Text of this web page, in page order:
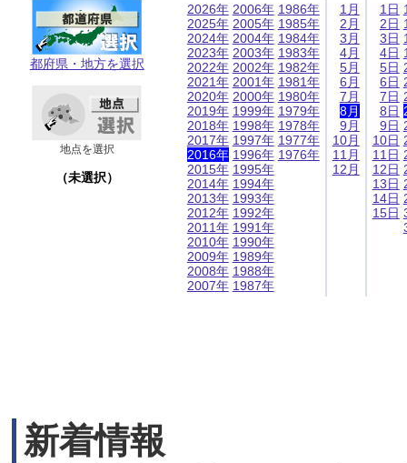
都府県・地方を選択
地点を選択
（未選択）
2026年
2025年
2024年
2023年
2022年
2021年
2020年
2019年
2018年
2017年
2016年
2015年
2014年
2013年
2012年
2011年
2010年
2009年
2008年
2007年
2006年
2005年
2004年
2003年
2002年
2001年
2000年
1999年
1998年
1997年
1996年
1995年
1994年
1993年
1992年
1991年
1990年
1989年
1988年
1987年
1986年
1985年
1984年
1983年
1982年
1981年
1980年
1979年
1978年
1977年
1976年
1月
2月
3月
4月
5月
6月
7月
8月
9月
10月
11月
12月
1日
2日
3日
4日
5日
6日
7日
8日
9日
10日
11日
12日
13日
14日
15日
新着情報